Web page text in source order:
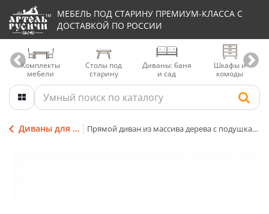
МЕБЕЛЬ ПОД СТАРИНУ ПРЕМИУМ-КЛАССА С
ДОСТАВКОЙ ПО РОССИИ
Комплекты
мебели
Столы под
старину
Диваны: баня
и сад
Шкафы и
комоды
Диваны для террасы Прямой диван из массива дерева с подушками «Суздальский»